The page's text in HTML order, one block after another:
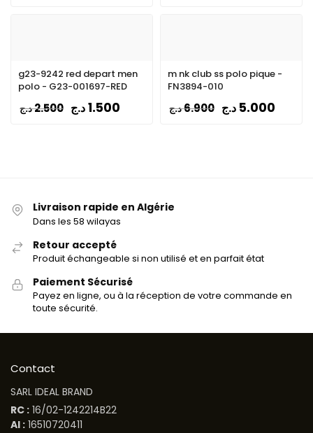
g23-9242 red depart men
polo - G23-001697-RED
2.500د.ج 1.500د.ج
m nk club ss polo pique -
FN3894-010
6.900د.ج 5.000 د.ج
Livraison rapide en Algérie
Dans les 58 wilayas
Retour accepté
Produit échangeable si non utilisé et en parfait état
Paiement Sécurisé
Payez en ligne, ou à la réception de votre commande en
toute sécurité.
Contact
SARL IDEAL BRAND
RC : 16/02-1242214B22
AI : 16510720411